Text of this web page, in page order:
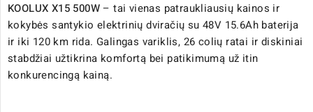
KOOLUX X15 500W– tai vienas patraukliausių kainos ir
kokybės santykio elektrinių dviračių su 48V 15.6Ah baterija
ir iki 120 km rida. Galingas variklis, 26 colių ratai ir diskiniai
stabdžiai užtikrina komfortą bei patikimumą už itin
konkurencingą kainą.